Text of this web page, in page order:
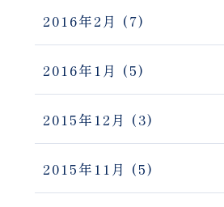
2016年2月 (7)
2016年1月 (5)
2015年12月 (3)
2015年11月 (5)